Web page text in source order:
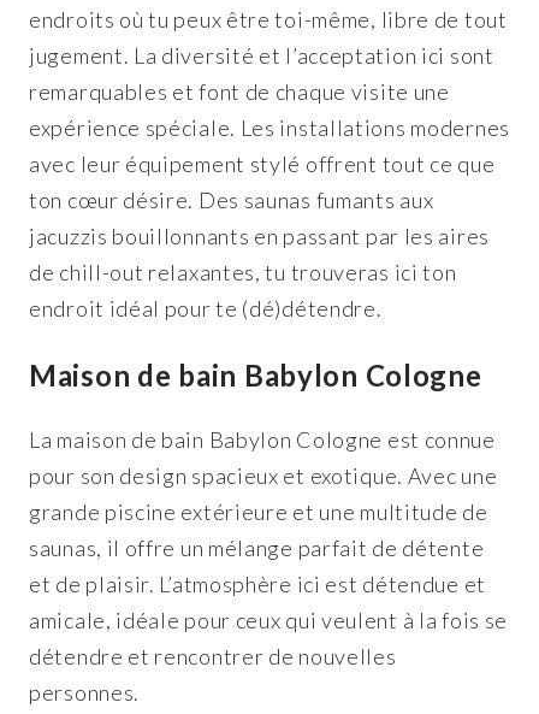
endroits où tu peux être toi-même, libre de tout
jugement. La diversité et l’acceptation ici sont
remarquables et font de chaque visite une
expérience spéciale. Les installations modernes
avec leur équipement stylé offrent tout ce que
ton cœur désire. Des saunas fumants aux
jacuzzis bouillonnants en passant par les aires
de chill-out relaxantes, tu trouveras ici ton
endroit idéal pour te (dé)détendre.
Maison de bain Babylon Cologne
La maison de bain Babylon Cologne est connue
pour son design spacieux et exotique. Avec une
grande piscine extérieure et une multitude de
saunas, il offre un mélange parfait de détente
et de plaisir. L’atmosphère ici est détendue et
amicale, idéale pour ceux qui veulent à la fois se
détendre et rencontrer de nouvelles
personnes.